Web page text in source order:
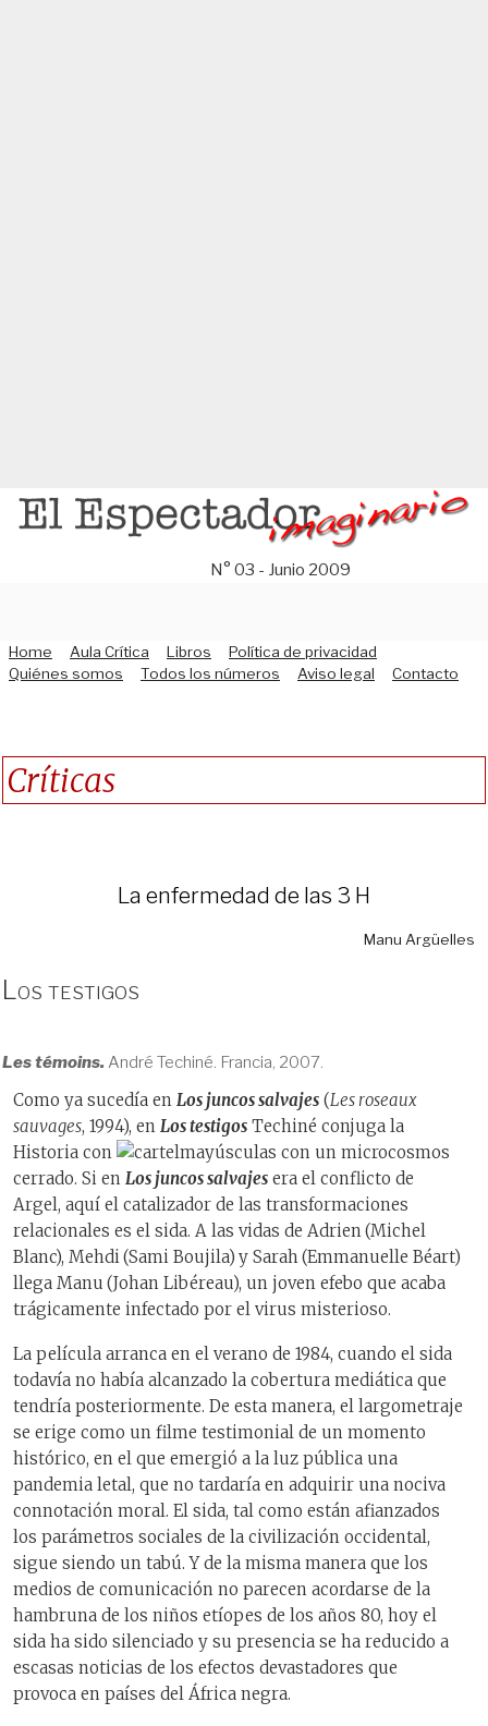
Saltar
N° 03 - Junio 2009
Home Aula Crítica Libros
Política de privacidad
Quiénes somos
Todos los números Aviso legal Contacto
Críticas
La enfermedad de las 3 H
Manu Argüelles
Los testigos
Les témoins. André Techiné. Francia, 2007.
Como ya sucedía en Los juncos salvajes (Les roseaux
sauvages, 1994), en Los testigos Techiné conjuga la
Historia con
mayúsculas con un microcosmos
cerrado. Si en Los juncos salvajes era el conflicto de
Argel, aquí el catalizador de las transformaciones
relacionales es el sida. A las vidas de Adrien(Michel
Blanc), Mehdi(Sami Boujila) y Sarah(Emmanuelle Béart)
llega Manu (Johan Libéreau), un joven efebo que acaba
trágicamente infectado por el virus misterioso.
La película arranca en el verano de 1984, cuando el sida
todavía no había alcanzado la cobertura mediática que
tendría posteriormente. De esta manera, el largometraje
se erige como un filme testimonial de un momento
histórico, en el que emergió a la luz pública una
pandemia letal, que no tardaría en adquirir una nociva
connotación moral. El sida, tal como están afianzados
los parámetros sociales de la civilización occidental,
sigue siendo un tabú. Y de la misma manera que los
medios de comunicación no parecen acordarse de la
hambruna de los niños etíopes de los años 80, hoy el
sida ha sido silenciado y su presencia se ha reducido a
escasas noticias de los efectos devastadores que
provoca en países del África negra.